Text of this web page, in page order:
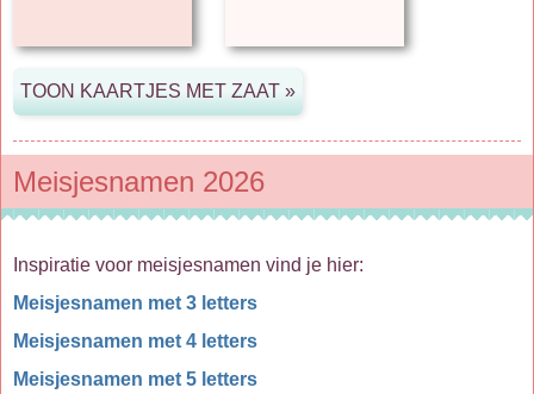
Meisjesnamen 2026
Inspiratie voor meisjesnamen vind je hier:
Meisjesnamen met 3 letters
Meisjesnamen met 4 letters
Meisjesnamen met 5 letters